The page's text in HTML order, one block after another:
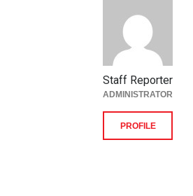
Staff Reporter
ADMINISTRATOR
PROFILE